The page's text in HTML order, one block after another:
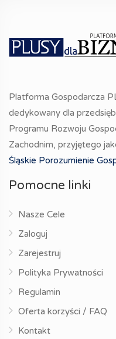
Platforma Gospodarcza
dedykowany dla
Programu Rozwoju
Zachodnim, przyjętego
Śląskie Porozumienie
Pomocne linki
Nasze Cele
Zaloguj
Zarejestruj
Polityka Prywatności
Regulamin
Oferta korzyści / FAQ
Kontakt